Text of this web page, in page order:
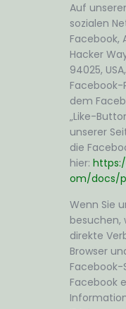
Auf
sozialen
Facebook,
Hacker
94025,
Facebook-
dem
„Like-
unserer
die
hier:
om/docs/
Wenn Sie
besuchen,
direkte
Browser
Facebook-
Facebook